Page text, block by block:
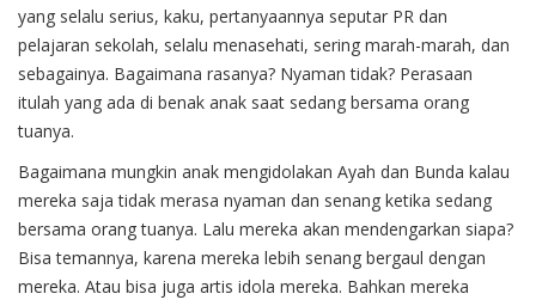
yang selalu serius, kaku, pertanyaannya seputar PR dan
pelajaran sekolah, selalu menasehati, sering marah-marah, dan
sebagainya. Bagaimana rasanya? Nyaman tidak? Perasaan
itulah yang ada di benak anak saat sedang bersama orang
tuanya.
Bagaimana mungkin anak mengidolakan Ayah dan Bunda kalau
mereka saja tidak merasa nyaman dan senang ketika sedang
bersama orang tuanya. Lalu mereka akan mendengarkan siapa?
Bisa temannya, karena mereka lebih senang bergaul dengan
mereka. Atau bisa juga artis idola mereka. Bahkan mereka